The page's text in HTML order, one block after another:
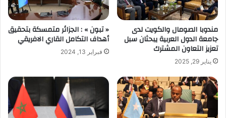
مندوبا الصومال والكويت لدى
جامعة الدول العربية يبحثان سبل
تعزيز التعاون المشترك
يناير 29, 2025
« تبون » : الجزائر متمسكة بتحقيق
أهداف التكامل القاري الافريقي
فبراير 13, 2024